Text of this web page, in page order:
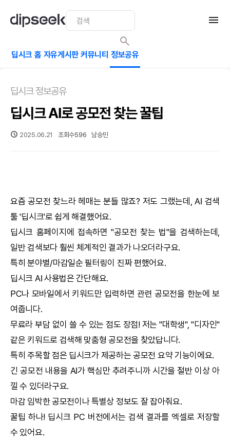
딥시크 홈 자유게시판 커뮤니티 정보공유
딥시크 정보공유
딥시크 AI로 공모전 찾는 꿀팁
2025.06.21 조회수596 남승민
요즘 공모전 찾느라 헤매는 분들 많죠? 저도 그랬는데,AI 검색
툴 '딥시크'로 쉽게 해결했어요.
딥시크 홈페이지에 접속하면 "공모전 찾는 법"을 검색하는데,
일반 검색보다 훨씬 체계적인 결과가 나오더라구요.
특히 분야별/마감일순 필터링이 진짜 편했어요.
딥시크 AI 사용법은 간단해요.
PC나 모바일에서 키워드만 입력하면 관련 공모전을 한눈에 보
여줍니다.
무료라 부담 없이 쓸 수 있는 점도 장점! 저는 "대학생", "디자인"
같은 키워드로 검색해 맞춤형 공모전을 찾았답니다.
특히 주목할 점은 딥시크가 제공하는 공모전 요약 기능이에요.
긴 공모전 내용을 AI가 핵심만 추려주니까 시간을 절반 이상 아
낄 수 있더라구요.
마감 임박한 공모전이나 특별상 정보도 잘 잡아줘요.
꿀팁 하나! 딥시크 PC 버전에서는 검색 결과를 엑셀로 저장할
수 있어요.